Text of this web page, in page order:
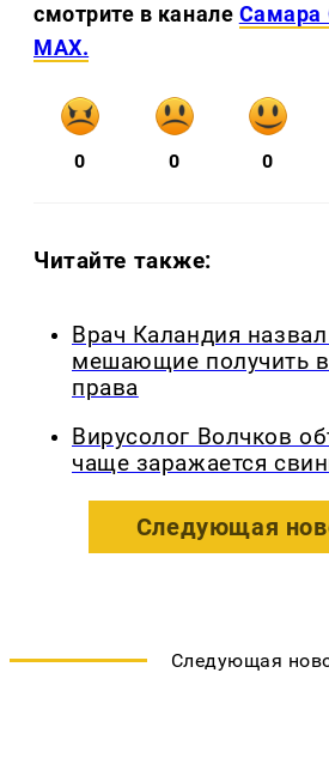
смотрите в канале Самара
MAX.
0 0 0
Читайте также:
Врач Каландия
мешающие получить
права
Вирусолог Волчков
чаще заражается
Следующая
Следующая